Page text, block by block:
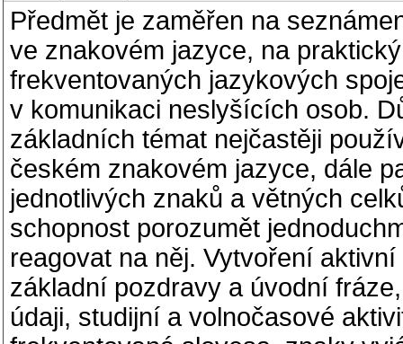
Předmět je zaměřen na
ve znakovém jazyce, na
frekventovaných jazykových
v komunikaci neslyšících osob.
základních témat nejčastěji
českém znakovém jazyce, dále
jednotlivých znaků a větných
schopnost porozumět
reagovat na něj. Vytvoření
základní pozdravy a úvodní
údaji, studijní a volnočasové